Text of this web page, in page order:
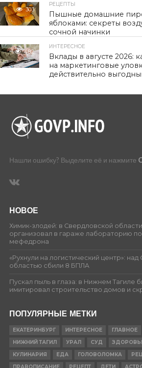
303
РЕЦЕПТЫ
Пышные домашние
яблоками: секреты
сочной начинки
482
ИНТЕРЕСНОЕ
Вклады в августе 2026:
на маркетинговые
действительно
Нашли ошибку? Выделите её и нажмите
НОВОЕ
Химик-злодей: в Свердловской
организовал в гараже лабораторию
мефедрона
«Рухнули на логистический центр»:
областью сбили 8 БПЛА
Пускал пыль в глаза: в Нижнем Тагиле
имитировал строительство домов и
ПОПУЛЯРНЫЕ МЕТКИ
ЕКАТЕРИНБУРГ ИНТЕРЕСНОЕ ГЛАВНОЕ
НИЖНИЙ ТАГИЛ
УРАЛ СУД
КУЛИНАРИЯ
ЕДА ГОЛОВОЛОМКА